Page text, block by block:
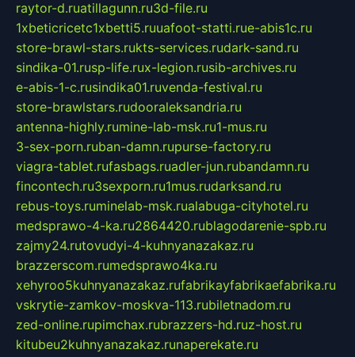
raytor-d.ruatillagunn.ru3d-file.ru
1xbeticricetc1xbetti5.ruuafoot-statti.rue-abis1c.ru
store-brawl-stars.rukts-services.rudark-sand.ru
sindika-01.rusp-life.rux-legion.rusib-archives.ru
e-abis-1-c.rusindika01.ruvenda-festival.ru
store-brawlstars.rudooraleksandria.ru
antenna-highly.rumine-lab-msk.ru1-mus.ru
3-sex-porn.ruban-damn.rupurse-factory.ru
viagra-tablet.rufasbags.ruadler-jun.rubandamn.ru
fincontech.ru3sexporn.ru1mus.rudarksand.ru
rebus-toys.ruminelab-msk.rualabuga-cityhotel.ru
medsprawo-4-ka.ru2864420.rublagodarenie-spb.ru
zajmy24.rutovudyi-4-kuhnyanazakaz.ru
brazzerscom.rumedsprawo4ka.ru
xehyroo5kuhnyanazakaz.rufabrikayfabrikaefabrika.ru
vskrytie-zamkov-moskva-113.rubiletnadom.ru
zed-online.rupimchax.rubrazzers-hd.ruz-host.ru
kitubeu2kuhnyanazakaz.runaperekate.ru